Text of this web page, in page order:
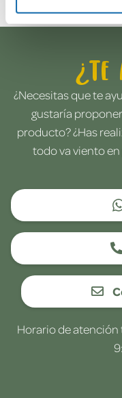
¿Te
¿Necesitas que te
gustaría
producto? ¿Has
todo va viento
Horario de atención